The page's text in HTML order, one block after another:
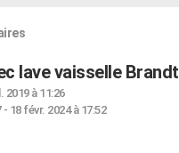
lave vaisselle
2019 à 11:26
- 18 févr. 2024 à 17:52